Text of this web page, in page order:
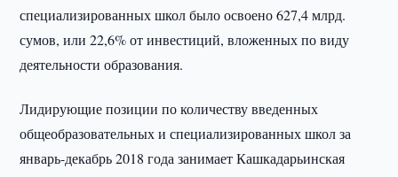
специализированных школ было освоено 627,4 млрд.
сумов, или 22,6% от инвестиций, вложенных по виду
деятельности образования.
Лидирующие позиции по количеству введенных
общеобразовательных и специализированных школ за
январь-декабрь 2018 года занимает Кашкадарьинская